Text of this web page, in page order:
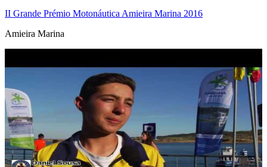
II Grande Prémio Motonáutica Amieira Marina 2016
Amieira Marina